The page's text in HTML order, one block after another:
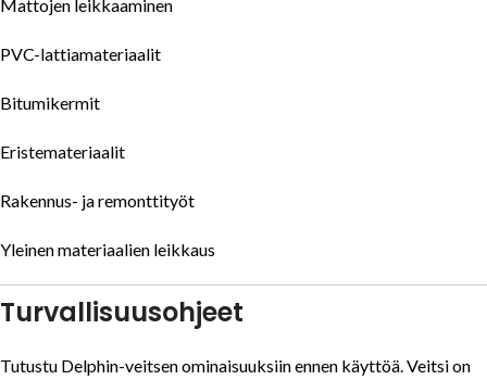
Mattojen leikkaaminen
PVC-lattiamateriaalit
Bitumikermit
Eristemateriaalit
Rakennus- ja remonttityöt
Yleinen materiaalien leikkaus
Turvallisuusohjeet
Tutustu Delphin-veitsen ominaisuuksiin ennen käyttöä. Veitsi on